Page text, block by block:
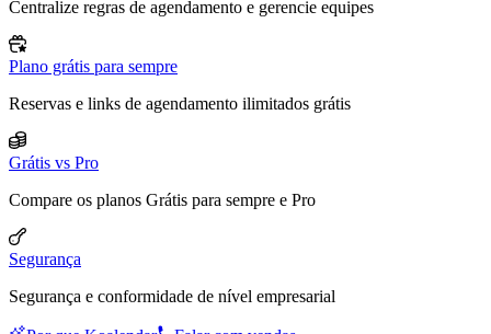
Centralize regras de agendamento e gerencie equipes
Plano grátis para sempre
Reservas e links de agendamento ilimitados grátis
Grátis vs Pro
Compare os planos Grátis para sempre e Pro
Segurança
Segurança e conformidade de nível empresarial